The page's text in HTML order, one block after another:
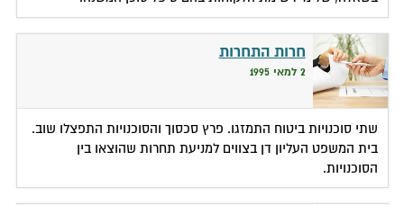
חרות התחרות
2 למאי 1995
שתי סוכנויות ביטוח התמזגו. פרץ סכסוך והסוכנויות התפצלו שוב.
בית המשפט העליון דן בצווים למניעת תחרות שהוצאו בין
הסוכנויות.